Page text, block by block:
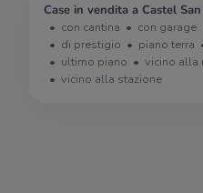
Case in vendita a Castel
con cantina
con garage
di prestigio
piano terra
ultimo piano
vicino alla
vicino alla stazione